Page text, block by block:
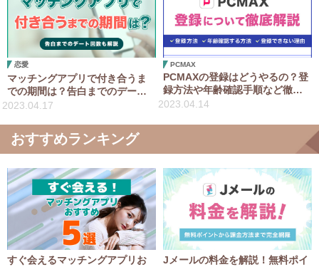
恋愛
マッチングアプリで付き合うま
での期間は？告白までのデート
回数も解説
2023.04.17
PCMAX
PCMAXの登録はどうやるの？登
録方法や年齢確認手順など徹底
解説
2023.04.14
おすすめランキング
すぐ会えるマッチングアプリお
Jメールの料金を解説！無料ポイ